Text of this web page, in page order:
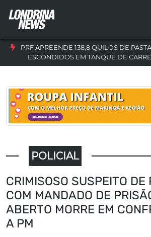
PRF APREENDE 138,8 QUILOS DE
ESCONDIDOS EM TANQUE DE
POLICIAL
CRIMISOSO SUSPEITO DE
COM MANDADO DE
ABERTO MORRE EM
A PM